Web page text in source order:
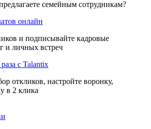
семейным сотрудникам?
онлайн
и подписывайте кадровые
и личных встреч
с Talantix
откликов, настройте воронку,
в 2 клика